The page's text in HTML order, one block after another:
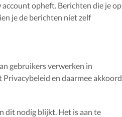
opheft. Berichten die je op
je de berichten niet zelf
gebruikers verwerken in
en daarmee akkoord
dit nodig blijkt. Het is aan te